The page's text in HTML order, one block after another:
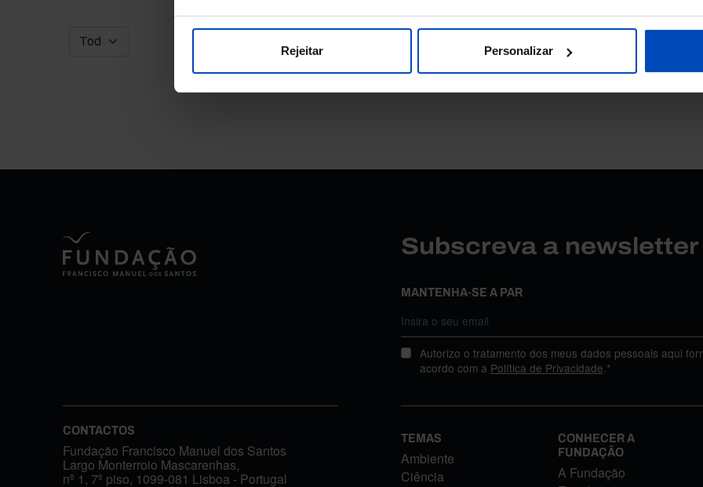
Rejeitar Personalizar
Subscreva a
MANTENHA-SE A PAR
Autorizo o tratamento dos meus dados pessoais aqui
acordo com a Política de Privacidade.*
CONTACTOS
Fundação Francisco Manuel dos Santos
Largo Monterroio Mascarenhas,
nº 1, 7º piso, 1099-081 Lisboa - Portugal
TEMAS
Ambiente
Ciência
CONHECER A
FUNDAÇÃO
A Fundação